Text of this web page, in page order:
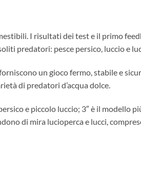
I risultati dei test e il primo
predatori: pesce persico, luccio e
un gioco fermo, stabile e
di predatori d’acqua dolce.
e piccolo luccio; 3″ è il modello
di mira lucioperca e lucci,